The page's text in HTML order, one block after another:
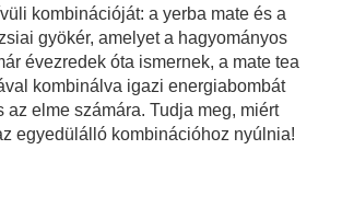
kombinációját: a yerba mate és a
gyökér, amelyet a hagyományos
évezredek óta ismernek, a mate tea
kombinálva igazi energiabombát
az elme számára. Tudja meg, miért
egyedülálló kombinációhoz nyúlnia!